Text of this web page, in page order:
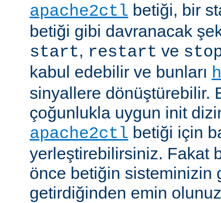
apache2ctl betiği, bir
betiği gibi davranacak
start, restart ve
kabul edebilir ve bunları
sinyallere dönüştürebilir.
çoğunlukla uygun init
apache2ctl betiği için
yerleştirebilirsiniz. Fakat
önce betiğin sisteminizin
getirdiğinden emin